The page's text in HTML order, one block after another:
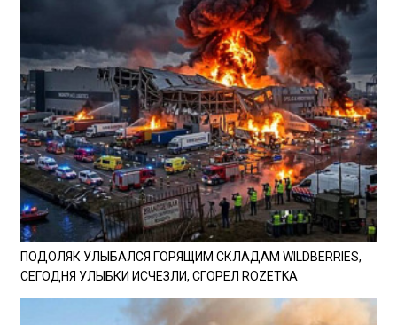
ПОДОЛЯК УЛЫБАЛСЯ ГОРЯЩИМ СКЛАДАМ WILDBERRIES,
СЕГОДНЯ УЛЫБКИ ИСЧЕЗЛИ, СГОРЕЛ ROZETKA